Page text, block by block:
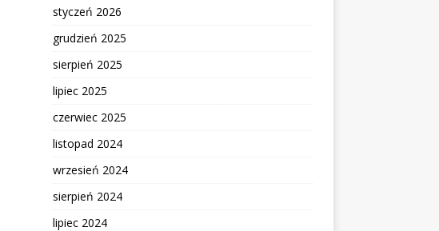
styczeń 2026
grudzień 2025
sierpień 2025
lipiec 2025
czerwiec 2025
listopad 2024
wrzesień 2024
sierpień 2024
lipiec 2024